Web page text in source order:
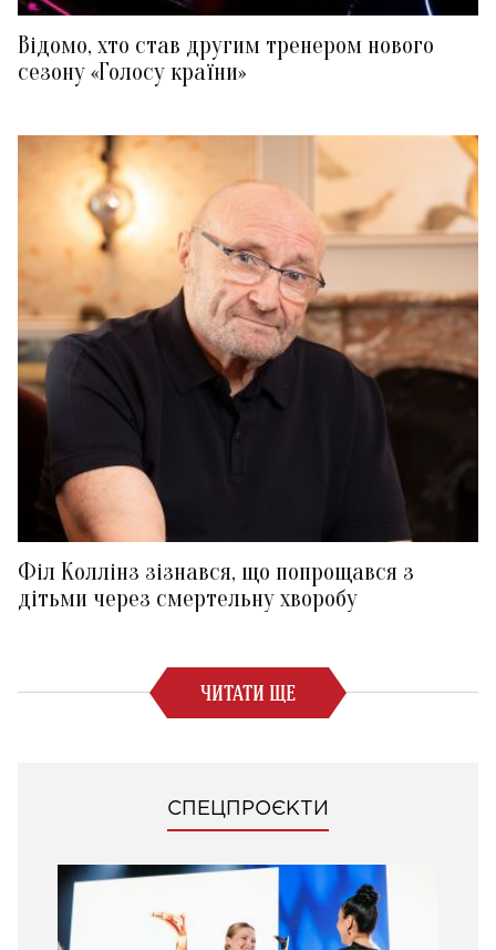
Відомо, хто став другим тренером нового
сезону «Голосу країни»
Філ Коллінз зізнався, що попрощався з
дітьми через смертельну хворобу
ЧИТАТИ ЩЕ
СПЕЦПРОЄКТИ